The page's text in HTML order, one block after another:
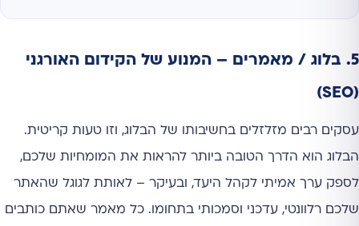
5. בלוג / מאמרים – המנוע של הקידום האורגני
(SEO)
עסקים רבים מזלזלים בחשיבותו של הבלוג, וזו טעות קריטית.
הבלוג הוא הדרך הטובה ביותר להראות את המומחיות שלכם,
לספק ערך אמיתי לקהל היעד, ובעיקר – לאותת לגוגל שהאתר
שלכם רלוונטי, עדכני וסמכותי בתחומו. כל מאמר שאתם כותבים